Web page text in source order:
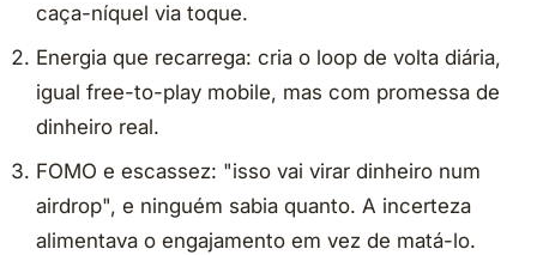
caça-níquel via toque.
Energia que recarrega: cria o loop de volta diária,
igual free-to-play mobile, mas com promessa de
dinheiro real.
FOMO e escassez: "isso vai virar dinheiro num
airdrop", e ninguém sabia quanto. A incerteza
alimentava o engajamento em vez de matá-lo.